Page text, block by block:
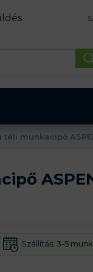
téli munkacipő
Szállítás: 3-5